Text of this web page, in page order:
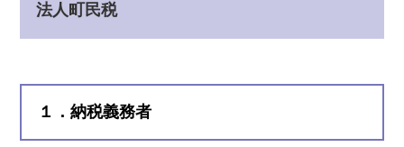
法人町民税
１．納税義務者